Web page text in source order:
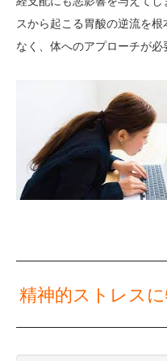
スから起こる胃酸の逆流を
なく、体へのアプローチが必
精神的ストレス